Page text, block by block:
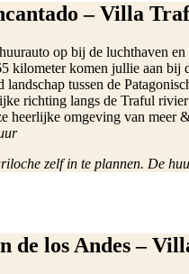
– Villa
op bij de luchthaven
kilometer komen jullie aan bij
landschap tussen de
richting langs de Traful
heerlijke omgeving van meer
zelf in te plannen. De
los Andes –